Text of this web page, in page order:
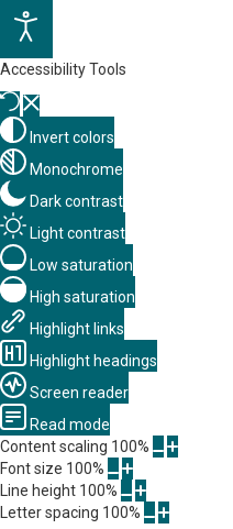
Accessibility Tools
Invert colors
Monochrome
Dark contrast
Light contrast
Low saturation
High saturation
Highlight links
Highlight headings
Screen reader
Read mode
Content scaling 100%
Font size 100%
Line height 100%
Letter spacing 100%